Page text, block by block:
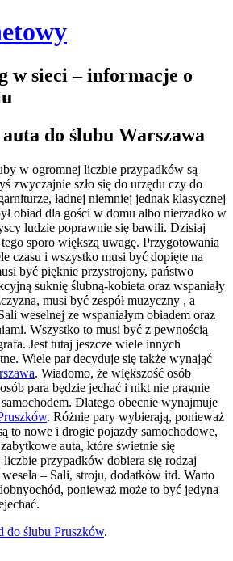
w sieci – informacje o
do ślubu Warszawa
w ogromnej liczbie przypadków są
zwyczajnie szło się do urzędu czy do
ładnej niemniej jednak klasycznej
obiad dla gości w domu albo nierzadko w
ludzie poprawnie się bawili. Dzisiaj
sporo większą uwagę. Przygotowania
czasu i wszystko musi być dopięte na
być pięknie przystrojony, państwo
suknię ślubną-kobieta oraz wspaniały
musi być zespół muzyczny , a
weselnej ze wspaniałym obiadem oraz
Wszystko to musi być z pewnością
Jest tutaj jeszcze wiele innych
Wiele par decyduje się także wynająć
. Wiadomo, że większość osób
para będzie jechać i nikt nie pragnie
Dlatego obecnie wynajmuje
. Różnie pary wybierają, ponieważ
to nowe i drogie pojazdy samochodowe,
auta, które świetnie się
przypadków dobiera się rodzaj
– Sali, stroju, dodatków itd. Warto
ponieważ może to być jedyna
do ślubu Pruszków.